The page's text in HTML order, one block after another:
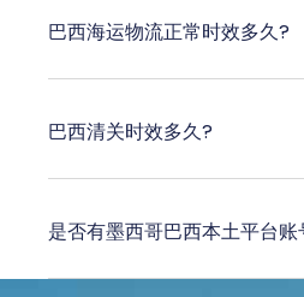
巴西海运物流正常时效多久?
巴西清关时效多久?
是否有墨西哥巴西本土平台